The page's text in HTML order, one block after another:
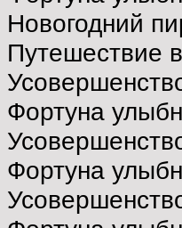
Новогодний
Путешествие
Фортуна
Фортуна